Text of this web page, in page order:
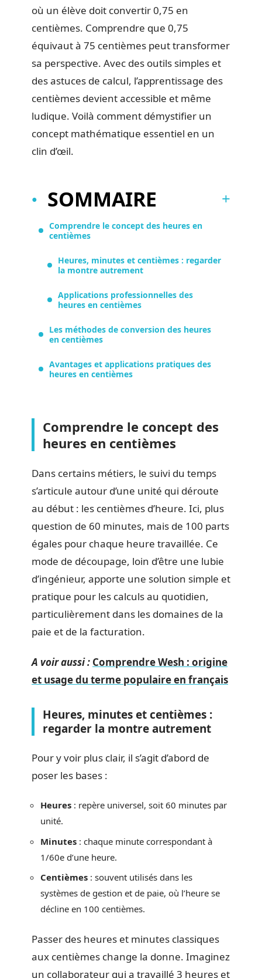
où un élève doit convertir 0,75 en
centièmes. Comprendre que 0,75
équivaut à 75 centièmes peut transformer
sa perspective. Avec des outils simples et
des astuces de calcul, l’apprentissage des
centièmes devient accessible et même
ludique. Voilà comment démystifier un
concept mathématique essentiel en un
clin d’œil.
SOMMAIRE
Comprendre le concept des heures en
centièmes
Heures, minutes et centièmes : regarder
la montre autrement
Applications professionnelles des
heures en centièmes
Les méthodes de conversion des heures
en centièmes
Avantages et applications pratiques des
heures en centièmes
Comprendre le concept des
heures en centièmes
Dans certains métiers, le suivi du temps
s’articule autour d’une unité qui déroute
au début : les centièmes d’heure. Ici, plus
question de 60 minutes, mais de 100 parts
égales pour chaque heure travaillée. Ce
mode de découpage, loin d’être une lubie
d’ingénieur, apporte une solution simple et
pratique pour les calculs au quotidien,
particulièrement dans les domaines de la
paie et de la facturation.
A voir aussi : Comprendre Wesh : origine
et usage du terme populaire en français
Heures, minutes et centièmes :
regarder la montre autrement
Pour y voir plus clair, il s’agit d’abord de
poser les bases :
Heures : repère universel, soit 60 minutes par
unité.
Minutes : chaque minute correspondant à
1/60e d’une heure.
Centièmes : souvent utilisés dans les
systèmes de gestion et de paie, où l’heure se
décline en 100 centièmes.
Passer des heures et minutes classiques
aux centièmes change la donne. Imaginez
un collaborateur qui a travaillé 3 heures et